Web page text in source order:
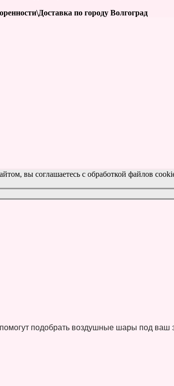
по городу Волгоград
подобрать воздушные шары под ваш
вы соглашаетесь с обработкой файлов